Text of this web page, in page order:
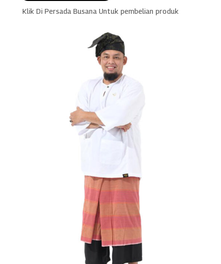
Klik Di Persada Busana Untuk pembelian produk